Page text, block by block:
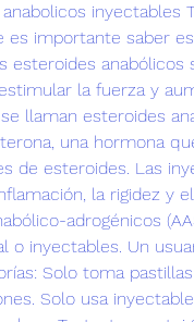
inyectables
es importante saber
esteroides
la fuerza y
llaman esteroides
una hormona
de esteroides. Las
la rigidez y
adrogénicos
o inyectables. Un
Solo toma
Solo usa